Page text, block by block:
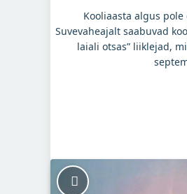
Kooliaasta algus
Suvevaheajalt saabuvad
laiali otsas” liiklejad,